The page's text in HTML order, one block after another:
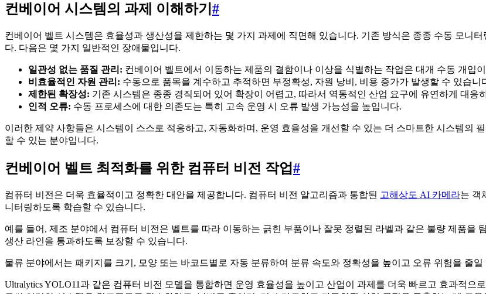
컨베이어 시스템의 과제 이해하기 #
컨베이어 벨트 시스템은 효율성과 생산성을 제한하는 몇 가지 과제에 직면해 있습니다. 기존 방식은 종종 수동 모니
다. 다음은 몇 가지 일반적인 장애물입니다.
일관성 없는 품질 관리: 컨베이어 벨트에서 이동하는 제품의 결함이나 이상을 식별하는 작업은 대개 수동 개입
비효율적인 자원 관리: 수동으로 품목을 계수하고 추적하면 부정확성, 자원 낭비, 비용 증가가 발생할 수 있습니
제한된 확장성: 기존 시스템은 종종 경직되어 있어 확장이 어렵고, 따라서 역동적인 산업 요구에 유연하게 대응
인적 오류: 수동 프로세스에 대한 의존도는 특히 고속 운영 시 오류 발생 가능성을 높입니다.
이러한 제약 사항들은 시스템이 스스로 적응하고, 자동화하며, 운영 효율성을 개선할 수 있는 더 스마트한 시스템의
할 수 있는 분야입니다.
컨베이어 벨트 최적화를 위한 컴퓨터 비전 작업#
컴퓨터 비전은 더욱 효율적이고 정확한 대안을 제공합니다. 컴퓨터 비전 알고리즘과 통합된 고해상도 AI 카메라는 객
니터링하도록 학습할 수 있습니다.
예를 들어, 제조 분야에서 컴퓨터 비전은 벨트를 따라 이동하는 긁힌 부품이나 잘못 정렬된 라벨과 같은 불량 제품을
생산 라인을 통과하도록 보장할 수 있습니다.
물류 분야에서는 패키지를 크기, 모양 또는 바코드별로 자동 분류하여 분류 속도와 정확성을 높이고 오류 위험을 줄일
Ultralytics YOLO11과 같은 컴퓨터 비전 모델을 통합하면 운영 효율성을 높이고 산업이 과제를 더욱 빠르고 효과적